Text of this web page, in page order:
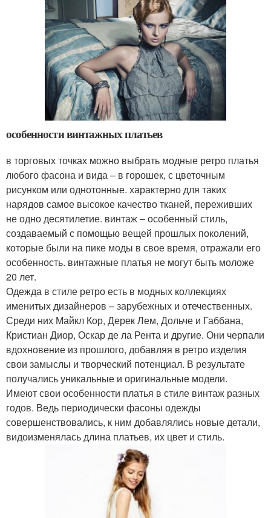
особенности винтажных платьев
в торговых точках можно выбрать модные ретро платья
любого фасона и вида – в горошек, с цветочным
рисунком или однотонные. характерно для таких
нарядов самое высокое качество тканей, переживших
не одно десятилетие. винтаж – особенный стиль,
создаваемый с помощью вещей прошлых поколений,
которые были на пике моды в свое время, отражали его
особенность. винтажные платья не могут быть моложе
20 лет.
Одежда в стиле ретро есть в модных коллекциях
именитых дизайнеров – зарубежных и отечественных.
Среди них Майкл Кор, Дерек Лем, Дольче и Габбана,
Кристиан Диор, Оскар де ла Рента и другие. Они черпали
вдохновение из прошлого, добавляя в ретро изделия
свои замыслы и творческий потенциал. В результате
получались уникальные и оригинальные модели.
Имеют свои особенности платья в стиле винтаж разных
годов. Ведь периодически фасоны одежды
совершенствовались, к ним добавлялись новые детали,
видоизменялась длина платьев, их цвет и стиль.